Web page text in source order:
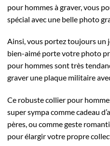
pour hommes à graver, vous
spécial avec une belle photo
Ainsi, vous portez toujours un
bien-aimé porte votre photo
pour hommes sont très
graver une plaque militaire
Ce robuste collier pour
super sympa comme cadeau
pères, ou comme geste
pour élargir votre propre